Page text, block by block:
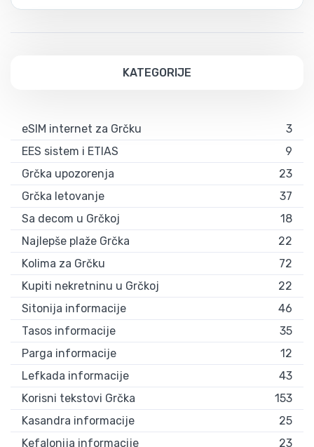
KATEGORIJE
eSIM internet za Grčku
3
EES sistem i ETIAS
9
Grčka upozorenja
23
Grčka letovanje
37
Sa decom u Grčkoj
18
Najlepše plaže Grčka
22
Kolima za Grčku
72
Kupiti nekretninu u Grčkoj
22
Sitonija informacije
46
Tasos informacije
35
Parga informacije
12
Lefkada informacije
43
Korisni tekstovi Grčka
153
Kasandra informacije
25
Kefalonija informacije
23